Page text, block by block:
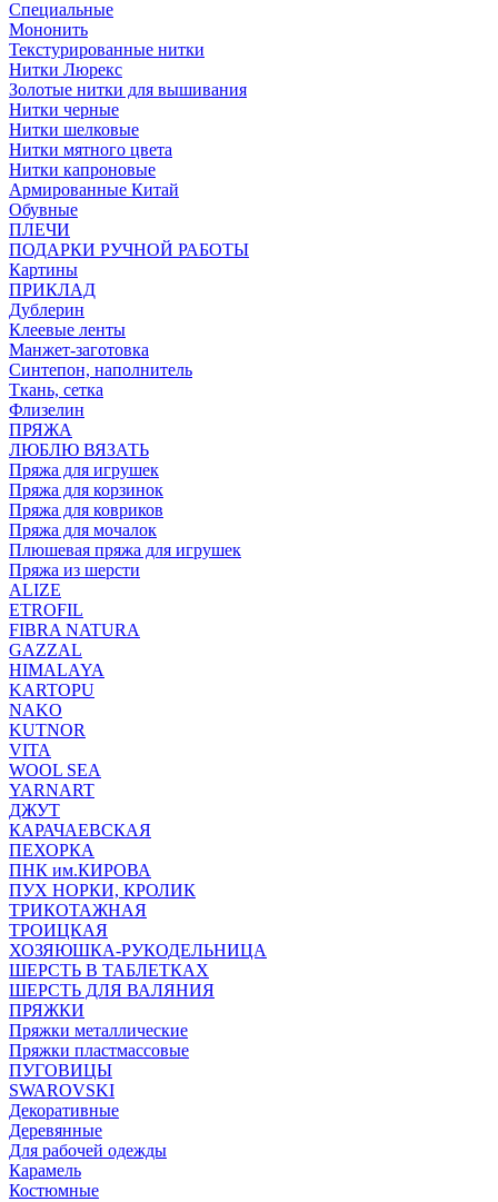
Специальные
Мононить
Текстурированные нитки
Нитки Люрекс
Золотые нитки для вышивания
Нитки черные
Нитки шелковые
Нитки мятного цвета
Нитки капроновые
Армированные Китай
Обувные
ПЛЕЧИ
ПОДАРКИ РУЧНОЙ РАБОТЫ
Картины
ПРИКЛАД
Дублерин
Клеевые ленты
Манжет-заготовка
Синтепон, наполнитель
Ткань, сетка
Флизелин
ПРЯЖА
ЛЮБЛЮ ВЯЗАТЬ
Пряжа для игрушек
Пряжа для корзинок
Пряжа для ковриков
Пряжа для мочалок
Плюшевая пряжа для игрушек
Пряжа из шерсти
ALIZE
ETROFIL
FIBRA NATURA
GAZZAL
HIMALAYA
KARTOPU
NAKO
KUTNOR
VITA
WOOL SEA
YARNART
ДЖУТ
КАРАЧАЕВСКАЯ
ПЕХОРКА
ПНК им.КИРОВА
ПУХ НОРКИ, КРОЛИК
ТРИКОТАЖНАЯ
ТРОИЦКАЯ
ХОЗЯЮШКА-РУКОДЕЛЬНИЦА
ШЕРСТЬ В ТАБЛЕТКАХ
ШЕРСТЬ ДЛЯ ВАЛЯНИЯ
ПРЯЖКИ
Пряжки металлические
Пряжки пластмассовые
ПУГОВИЦЫ
SWAROVSKI
Декоративные
Деревянные
Для рабочей одежды
Карамель
Костюмные